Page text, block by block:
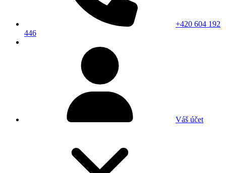
+420 604 192
446
Váš účet